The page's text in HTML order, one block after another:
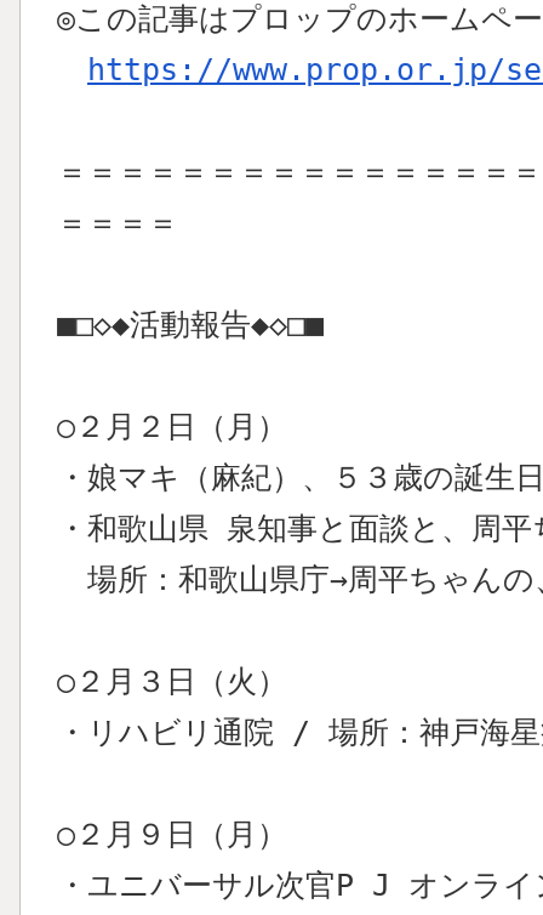
◎この記事はプロップのホームペ
https://www.prop.or.jp/
＝＝＝＝＝＝＝＝＝＝＝＝＝＝＝
＝＝＝＝
■□◇◆活動報告◆◇□■
○２月２日（月）
・娘マキ（麻紀）、５３歳の誕生
・和歌山県 泉知事と面談と、周
場所：和歌山県庁→周平ちゃんの
○２月３日（火）
・リハビリ通院 / 場所：神戸海
○２月９日（月）
・ユニバーサル次官P J オンラ